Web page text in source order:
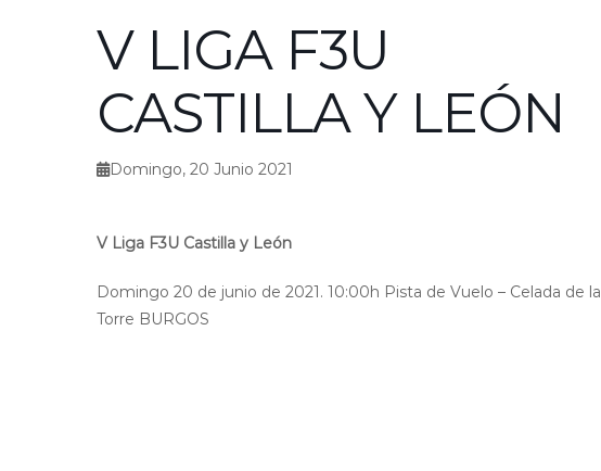
V LIGA F3U
CASTILLA Y LEÓN
Domingo, 20 Junio 2021
V Liga F3U Castilla y León
Domingo 20 de junio de 2021. 10:00h Pista de Vuelo – Celada de la
Torre BURGOS